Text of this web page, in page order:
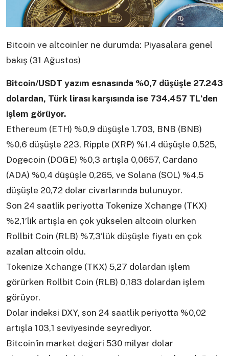
Bitcoin ve altcoinler ne durumda: Piyasalara genel
bakış (31 Ağustos)
Bitcoin/USDT yazım esnasında %0,7 düşüşle 27.243
dolardan, Türk lirası karşısında ise 734.457 TL‘den
işlem görüyor.
Ethereum (ETH) %0,9 düşüşle 1.703, BNB (BNB)
%0,6 düşüşle 223, Ripple (XRP) %1,4 düşüşle 0,525,
Dogecoin (DOGE) %0,3 artışla 0,0657, Cardano
(ADA) %0,4 düşüşle 0,265, ve Solana (SOL) %4,5
düşüşle 20,72 dolar civarlarında bulunuyor.
Son 24 saatlik periyotta Tokenize Xchange (TKX)
%2,1′lik artışla en çok yükselen altcoin olurken
Rollbit Coin (RLB) %7,3‘lük düşüşle fiyatı en çok
azalan altcoin oldu.
Tokenize Xchange (TKX) 5,27 dolardan işlem
görürken Rollbit Coin (RLB) 0,183 dolardan işlem
görüyor.
Dolar indeksi DXY, son 24 saatlik periyotta %0,02
artışla 103,1 seviyesinde seyrediyor.
Bitcoin’in market değeri 530 milyar dolar